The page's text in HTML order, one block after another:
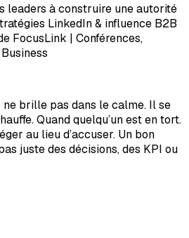
leaders à construire une autorité
LinkedIn & influence B2B
FocusLink | Conférences,
brille pas dans le calme. Il se
Quand quelqu’un est en tort.
au lieu d’accuser. Un bon
juste des décisions, des KPI ou